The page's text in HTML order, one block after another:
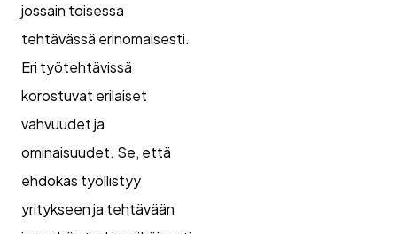
jossain toisessa
tehtävässä erinomaisesti.
Eri työtehtävissä
korostuvat erilaiset
vahvuudet ja
ominaisuudet. Se, että
ehdokas työllistyy
yritykseen ja tehtävään